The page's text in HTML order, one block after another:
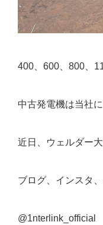
400、600、800、
中古発電機は当社
近日、ウェルダー大
ブログ、インスタ
@1nterlink_official